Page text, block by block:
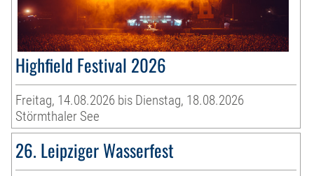
Highfield Festival 2026
Freitag, 14.08.2026 bis Dienstag, 18.08.2026
Störmthaler See
26. Leipziger Wasserfest